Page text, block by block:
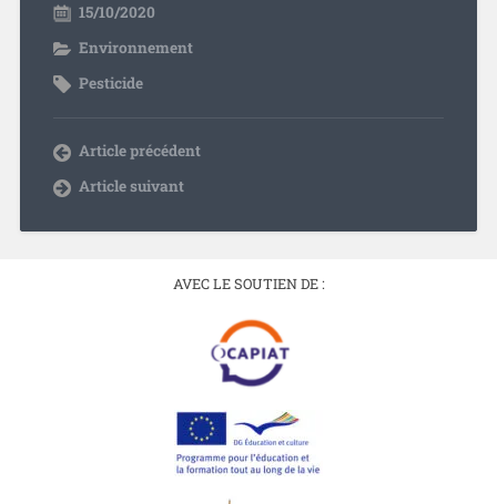
15/10/2020
Environnement
Pesticide
Article précédent
Article suivant
AVEC LE SOUTIEN DE :